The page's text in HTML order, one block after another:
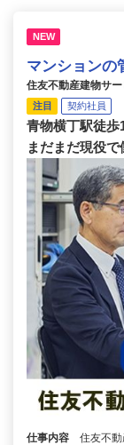
NEW
マンションの
住友不動産建物サ
注目 契約社員
青物横丁駅徒歩
まだまだ現役で
仕事内容
住友不